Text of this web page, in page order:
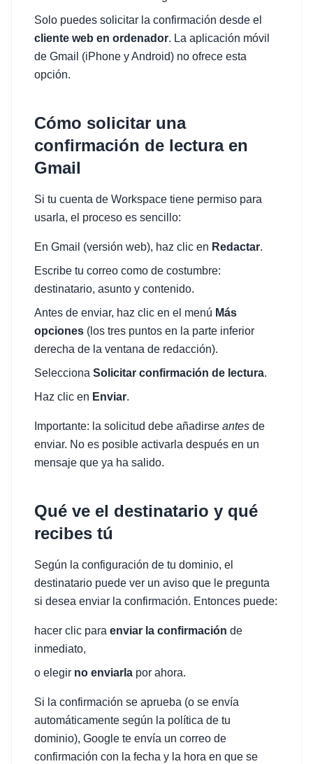
Solo puedes solicitar la confirmación desde el
cliente web en ordenador. La aplicación móvil
de Gmail (iPhone y Android) no ofrece esta
opción.
Cómo solicitar una
confirmación de lectura en
Gmail
Si tu cuenta de Workspace tiene permiso para
usarla, el proceso es sencillo:
En Gmail (versión web), haz clic en Redactar.
Escribe tu correo como de costumbre:
destinatario, asunto y contenido.
Antes de enviar, haz clic en el menú Más
opciones (los tres puntos en la parte inferior
derecha de la ventana de redacción).
Selecciona Solicitar confirmación de lectura.
Haz clic en Enviar.
Importante: la solicitud debe añadirse antes de
enviar. No es posible activarla después en un
mensaje que ya ha salido.
Qué ve el destinatario y qué
recibes tú
Según la configuración de tu dominio, el
destinatario puede ver un aviso que le pregunta
si desea enviar la confirmación. Entonces puede:
hacer clic para enviar la confirmación de
inmediato,
o elegir no enviarla por ahora.
Si la confirmación se aprueba (o se envía
automáticamente según la política de tu
dominio), Google te envía un correo de
confirmación con la fecha y la hora en que se